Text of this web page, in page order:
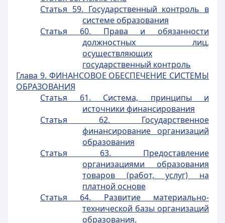
Статья 59. Государственный контроль в
системе образования
Статья 60. Права и обязанности
должностных лиц,
осуществляющих
государственный контроль
Глава 9. ФИНАНСОВОЕ ОБЕСПЕЧЕНИЕ СИСТЕМЫ
ОБРАЗОВАНИЯ
Статья 61. Система, принципы и
источники финансирования
Статья 62. Государственное
финансирование организаций
образования
Статья 63. Предоставление
организациями образования
товаров (работ, услуг) на
платной основе
Статья 64. Развитие материально-
технической базы организаций
образования.